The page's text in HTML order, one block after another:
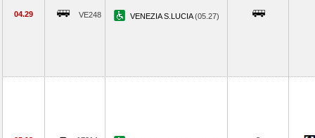
04.29 VE248 VENEZIA S.LUCIA(05.27)